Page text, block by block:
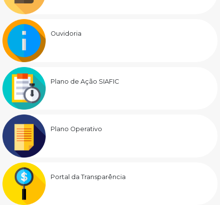
Ouvidoria
Plano de Ação SIAFIC
Plano Operativo
Portal da Transparência